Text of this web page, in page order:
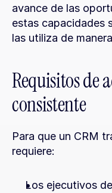
avance de las
estas capacidades
las utiliza de
Requisitos de
consistente
Para que un CRM
requiere:
Los ejecutivos